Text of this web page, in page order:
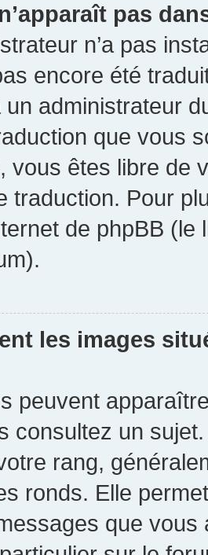
pas
n’a pas
encore été
administrateur
que vous
vous êtes libre
traduction. Pour
de phpBB
les images
peuvent
consultez un
rang,
ronds. Elle
que